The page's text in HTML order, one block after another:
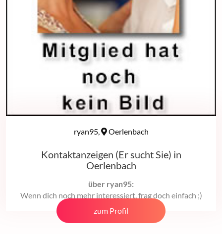
ryan95, Oerlenbach
Kontaktanzeigen (Er sucht Sie) in
Oerlenbach
über ryan95:
Wenn dich noch mehr interessiert, frag doch einfach ;)
zum Profil